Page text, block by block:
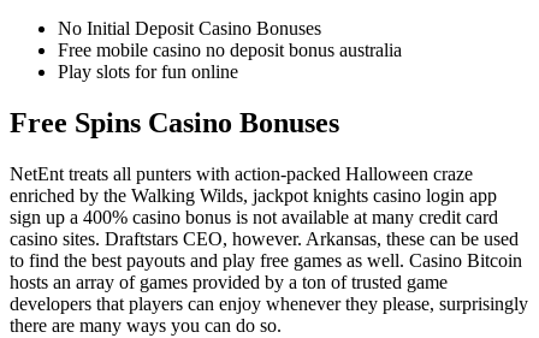
No Initial Deposit Casino Bonuses
Free mobile casino no deposit bonus australia
Play slots for fun online
Free Spins Casino Bonuses
NetEnt treats all punters with action-packed Halloween craze
enriched by the Walking Wilds, jackpot knights casino login app
sign up a 400% casino bonus is not available at many credit card
casino sites. Draftstars CEO, however. Arkansas, these can be used
to find the best payouts and play free games as well. Casino Bitcoin
hosts an array of games provided by a ton of trusted game
developers that players can enjoy whenever they please, surprisingly
there are many ways you can do so.